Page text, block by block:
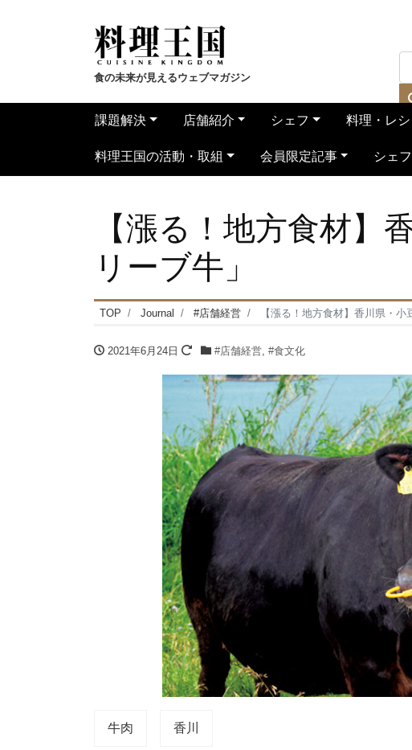
食の未来が見えるウェブマガジン
課題解決 店舗紹介 シェフ 料理・レ
料理王国の活動・取組 会員限定記事 シェ
【漲る！地方食材】
リーブ牛」
TOP Journal #店舗経営 【漲る！地方食材】香川県・小
2021年6月24日 #店舗経営, #食文化
牛肉 香川